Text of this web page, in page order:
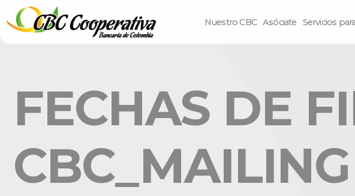
Nuestro CBC Asóciate Servicios
FECHAS DE
CBC_MAILING